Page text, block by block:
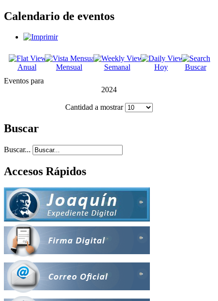
Calendario de eventos
Anual Mensual Semanal Hoy
Buscar
Eventos para
2024
Cantidad a mostrar
Buscar
Buscar...
Accesos Rápidos